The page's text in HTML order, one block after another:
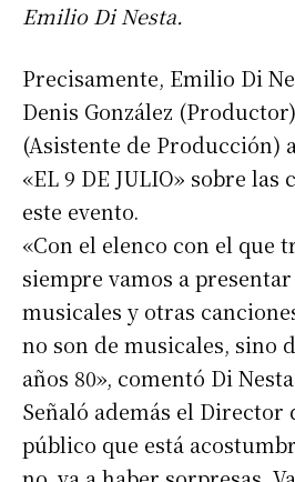
Emilio Di Nesta.
Precisamente, Emilio Di
Denis González
(Asistente de Producción)
«EL 9 DE JULIO» sobre
este evento.
«Con el elenco con el que
siempre vamos a
musicales y otras
no son de musicales, sino
años 80», comentó Di
Señaló además el Director
público que está